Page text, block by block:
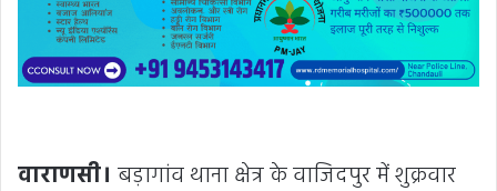
वाराणसी। बड़ागांव थाना क्षेत्र के वाजिदपुर में शुक्रवार